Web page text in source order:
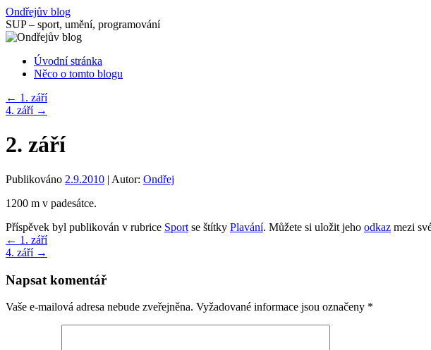
Přejít
k
obsahu
Ondřejův blog
SUP – sport, umění, programování
Úvodní stránka
Něco o tomto blogu
← 1. září
4. září →
2. září
Publikováno 2.9.2010 | Autor: Ondřej
1200 m v padesátce.
Příspěvek byl publikován v rubrice Sport se štítky Plavání. Můžete si uložit jeho odkaz mezi
← 1. září
4. září →
Napsat komentář
Vaše e-mailová adresa nebude zveřejněna. Vyžadované informace jsou označeny *